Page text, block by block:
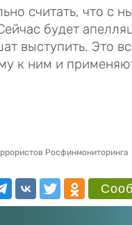
считать, что с
будет
выступить. Это
к ним и
Росфинмониторинга